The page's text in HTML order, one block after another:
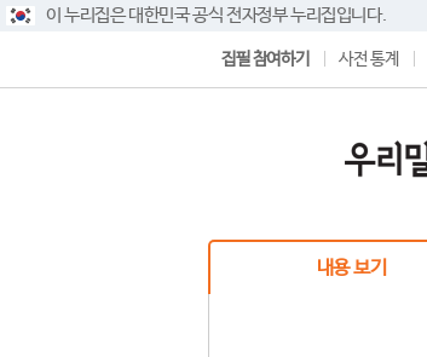
이 누리집은 대한민국 공식 전자정부 누리집입니다.
집필 참여하기 사전 통계
내용 보기